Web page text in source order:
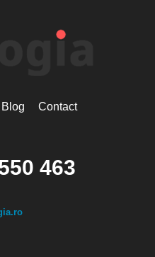
Blog Contact
463